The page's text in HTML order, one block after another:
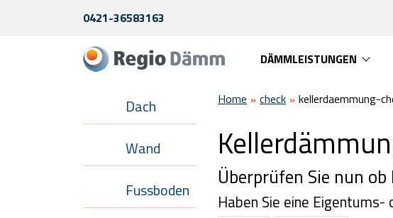
0421-36583163
DÄMMLEISTUNGEN
Home check kellerdaemmung-
Überprüfen Sie nun
Haben Sie eine
Dach
Wand
Fussboden